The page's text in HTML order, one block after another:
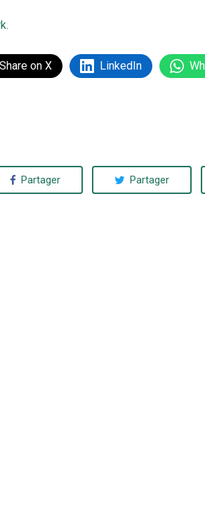
.
Share on X LinkedIn
Partager Partager